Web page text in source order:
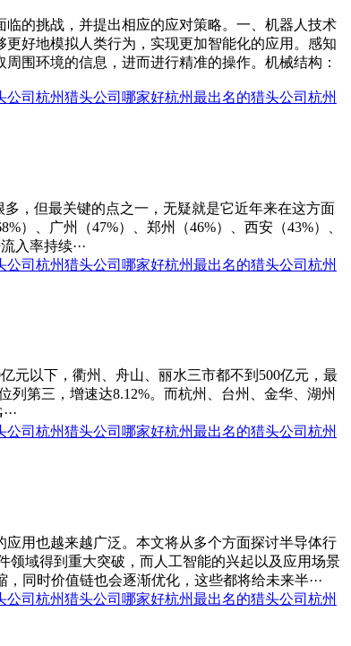
的挑战，并提出相应的应对策略。一、机器人技术
好地模拟人类行为，实现更加智能化的应用。感知
围环境的信息，进而进行精准的操作。机械结构：
公司 杭州猎头公司哪家好杭州最出名的猎头公司 杭州
，但最关键的点之一，无疑就是它近年来在这方面
）、广州（47%）、郑州（46%）、西安（43%）、
入率持续···
公司 杭州猎头公司哪家好杭州最出名的猎头公司 杭州
元以下，衢州、舟山、丽水三市都不到500亿元，最
列第三，增速达8.12%。而杭州、台州、金华、湖州
公司 杭州猎头公司哪家好杭州最出名的猎头公司 杭州
用也越来越广泛。本文将从多个方面探讨半导体行
领域得到重大突破，而人工智能的兴起以及应用场景
同时价值链也会逐渐优化，这些都将给未来半···
公司 杭州猎头公司哪家好杭州最出名的猎头公司 杭州